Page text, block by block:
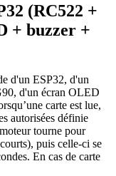
(RC522 +
+ buzzer +
d'un ESP32, d'un
d'un écran OLED
carte est lue,
autorisées définie
tourne pour
puis celle-ci se
En cas de carte